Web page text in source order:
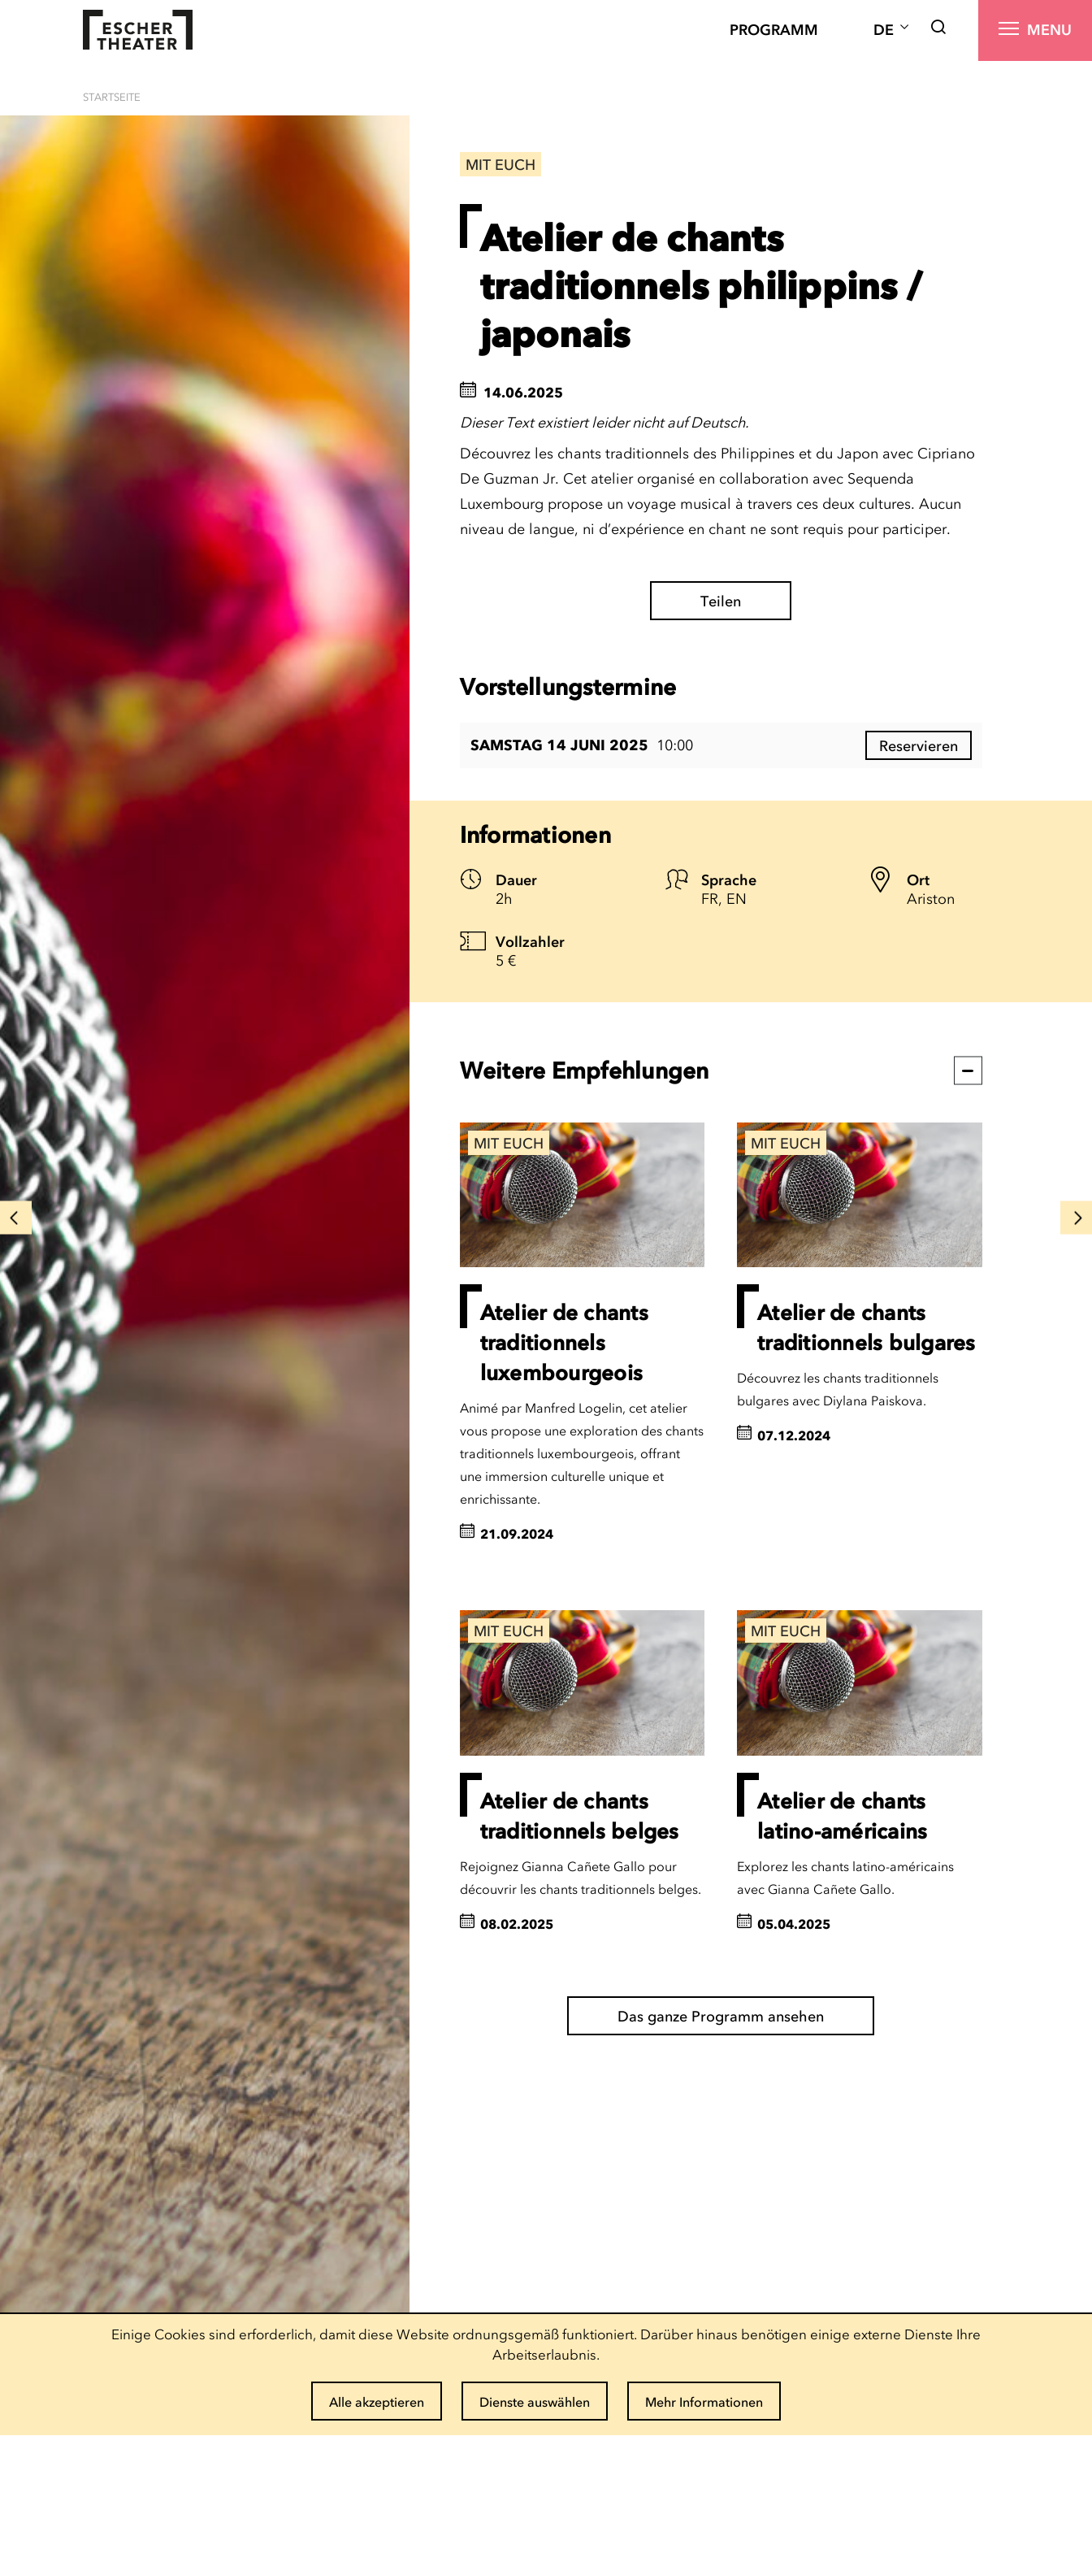
PROGRAMM DE MENU
STARTSEITE
MIT EUCH
Atelier de chants
traditionnels philippins /
japonais
14.06.2025
Dieser Text existiert leider nicht auf Deutsch.
Découvrez les chants traditionnels des Philippines et du Japon avec Cipriano
De Guzman Jr. Cet atelier organisé en collaboration avec Sequenda
Luxembourg propose un voyage musical à travers ces deux cultures. Aucun
niveau de langue, ni d’expérience en chant ne sont requis pour participer.
Teilen
Vorstellungstermine
SAMSTAG 14 JUNI 2025 10:00 Reservieren
Informationen
Dauer
2h
Sprache
FR, EN
Ort
Ariston
Vollzahler
5 €
Weitere Empfehlungen
MIT EUCH
Atelier de chants
traditionnels
luxembourgeois
Animé par Manfred Logelin, cet atelier
vous propose une exploration des chants
traditionnels luxembourgeois, offrant
une immersion culturelle unique et
enrichissante.
21.09.2024
MIT EUCH
Atelier de chants
traditionnels bulgares
Découvrez les chants traditionnels
bulgares avec Diylana Paiskova.
07.12.2024
MIT EUCH
Atelier de chants
traditionnels belges
Rejoignez Gianna Cañete Gallo pour
découvrir les chants traditionnels belges.
08.02.2025
MIT EUCH
Atelier de chants
latino-américains
Explorez les chants latino-américains
avec Gianna Cañete Gallo.
05.04.2025
Das ganze Programm ansehen
Einige Cookies sind erforderlich, damit diese Website ordnungsgemäß funktioniert. Darüber hinaus benötigen einige externe Dienste Ihre
Arbeitserlaubnis.
Alle akzeptieren Dienste auswählen Mehr Informationen